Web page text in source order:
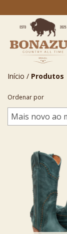
Início / Produtos
Ordenar por